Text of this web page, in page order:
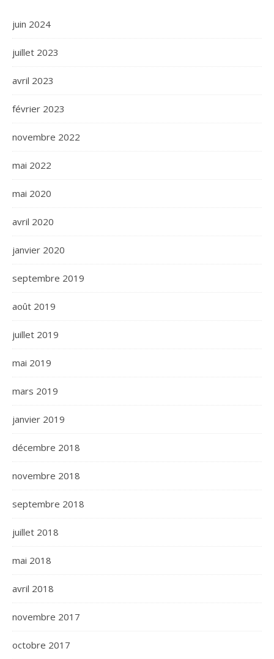
juin 2024
juillet 2023
avril 2023
février 2023
novembre 2022
mai 2022
mai 2020
avril 2020
janvier 2020
septembre 2019
août 2019
juillet 2019
mai 2019
mars 2019
janvier 2019
décembre 2018
novembre 2018
septembre 2018
juillet 2018
mai 2018
avril 2018
novembre 2017
octobre 2017